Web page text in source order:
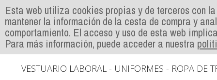
Esta web utiliza cookies propias y de terceros con
mantener la información de la cesta de compra y
comportamiento. El acceso y uso de esta web
Para más información, puede acceder a nuestra
VESTUARIO LABORAL - UNIFORMES - ROPA DE